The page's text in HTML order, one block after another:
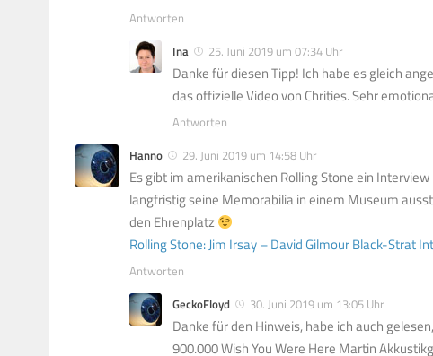
Antworten
Ina
25. Juni 2019 um 07:34 Uhr
Danke für diesen Tipp! Ich habe es gleich
das offizielle Video von Chrities. Sehr
Antworten
Hanno
29. Juni 2019 um 14:58 Uhr
Es gibt im amerikanischen Rolling Stone ein
langfristig seine Memorabilia in einem Museum
den Ehrenplatz
Rolling Stone: Jim Irsay – David Gilmour Black-Strat
Antworten
GeckoFloyd
30. Juni 2019 um 13:05 Uhr
Danke für den Hinweis, habe ich auch
900.000 Wish You Were Here Martin